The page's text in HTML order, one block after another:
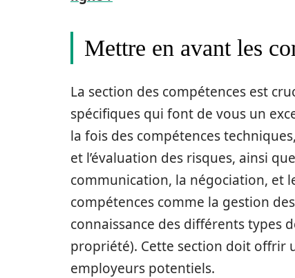
Mettre en avant les
La section des compétences est
spécifiques qui font de vous un
la fois des compétences
et l’évaluation des risques, ainsi
communication, la négociation, et
compétences comme la gestion
connaissance des différents types
propriété). Cette section doit offrir
employeurs potentiels.